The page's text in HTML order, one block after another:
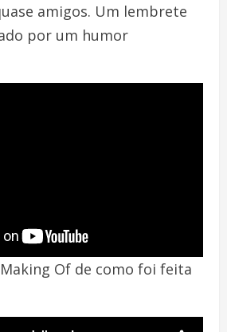
amigos. Um lembrete
por um humor
Of de como foi feita